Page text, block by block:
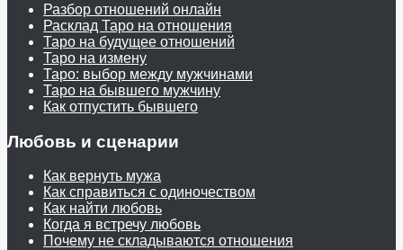
Разбор отношений онлайн
Расклад Таро на отношения
Таро на будущее отношений
Таро на измену
Таро: выбор между мужчинами
Таро на бывшего мужчину
Как отпустить бывшего
Любовь и сценарии
Как вернуть мужа
Как справиться с одиночеством
Как найти любовь
Когда я встречу любовь
Почему не складываются отношения